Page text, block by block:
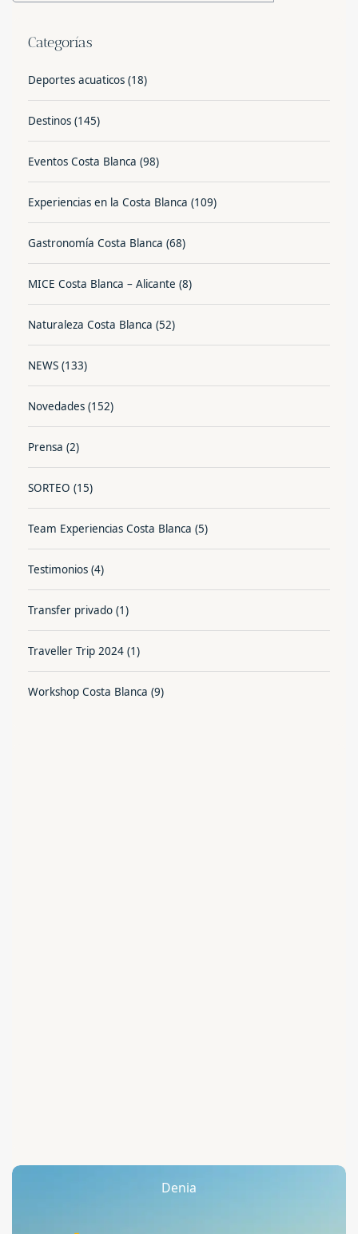
Categorías
Deportes acuaticos (18)
Destinos (145)
Eventos Costa Blanca (98)
Experiencias en la Costa Blanca (109)
Gastronomía Costa Blanca (68)
MICE Costa Blanca – Alicante (8)
Naturaleza Costa Blanca (52)
NEWS (133)
Novedades (152)
Prensa (2)
SORTEO (15)
Team Experiencias Costa Blanca (5)
Testimonios (4)
Transfer privado (1)
Traveller Trip 2024 (1)
Workshop Costa Blanca (9)
Denia